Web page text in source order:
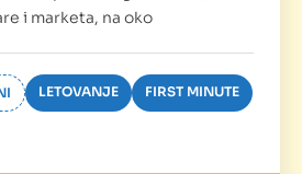
i marketa, na oko
LETOVANJE FIRST MINUTE